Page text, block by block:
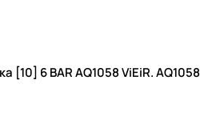
[10] 6 BAR AQ1058 ViEiR. AQ1058